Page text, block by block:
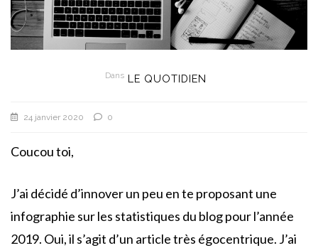
Dans LE QUOTIDIEN
24 janvier 2020 0
Coucou toi,
J’ai décidé d’innover un peu en te proposant une
infographie sur les statistiques du blog pour l’année
2019. Oui, il s’agit d’un article très égocentrique. J’ai